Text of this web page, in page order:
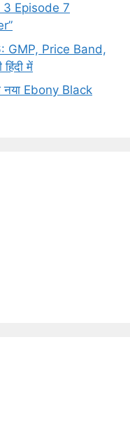
Episode 7
GMP, Price Band,
में
Ebony Black